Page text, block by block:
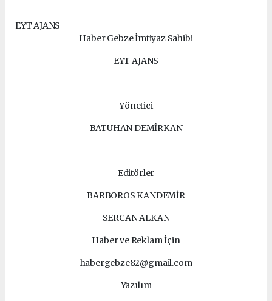
EYT AJANS
Haber Gebze İmtiyaz Sahibi
EYT AJANS
Yönetici
BATUHAN DEMİRKAN
Editörler
BARBOROS KANDEMİR
SERCAN ALKAN
Haber ve Reklam İçin
habergebze82@gmail.com
Yazılım